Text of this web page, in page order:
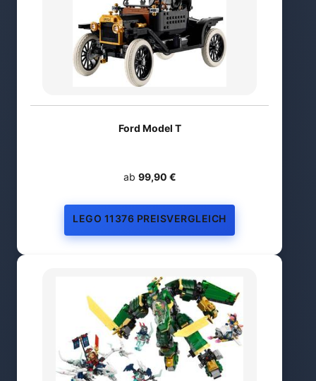
Ford Model T
ab 99,90 €
LEGO 11376 PREISVERGLEICH